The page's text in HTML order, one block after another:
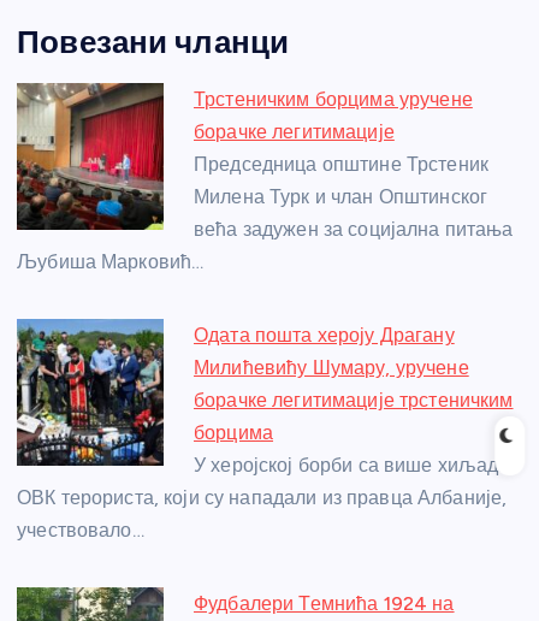
c
e
b
o
o
k
ss
e
n
g
er
itt
er
er at
s
A
p
p
a
g
e
e
st
e
Повезани чланци
Трстеничким борцима уручене
борачке легитимације
Председница општине Трстеник
Милена Турк и члан Општинског
већа задужен за социјална питања
Љубиша Марковић…
Одата пошта хероју Драгану
Милићевићу Шумару, уручене
борачке легитимације трстеничким
борцима
У херојској борби са више хиљада
ОВК терориста, који су нападали из правца Албаније,
учествовало…
Фудбалери Темнића 1924 на